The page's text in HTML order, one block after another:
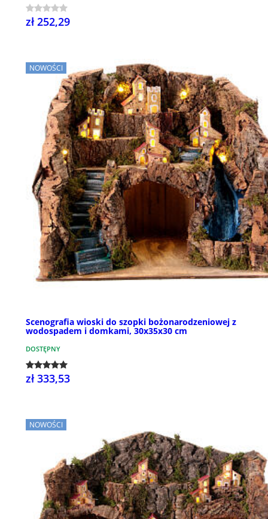
zł 252,29
NOWOŚCI
Scenografia wioski do szopki bożonarodzeniowej z
wodospadem i domkami, 30x35x30 cm
DOSTĘPNY
zł 333,53
NOWOŚCI